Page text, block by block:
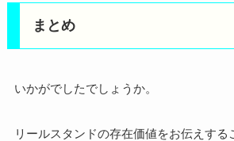
まとめ
いかがでしたでしょうか。
リールスタンドの存在価値をお伝えする